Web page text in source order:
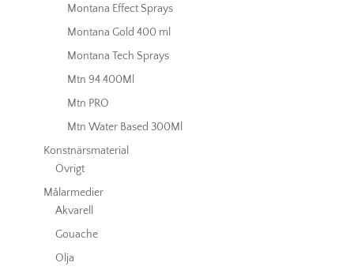
Montana Effect Sprays
Montana Gold 400 ml
Montana Tech Sprays
Mtn 94 400Ml
Mtn PRO
Mtn Water Based 300Ml
Konstnärsmaterial
Övrigt
Målarmedier
Akvarell
Gouache
Olja